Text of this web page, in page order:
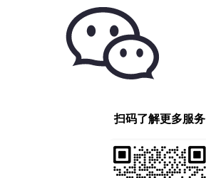
扫码了解更多服务